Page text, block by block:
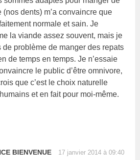
(nos dents) m’a convaincre que
normale et sain. Je
la viande assez souvent, mais je
de problème de manger des repats
de temps en temps. Je n’essaie
le public d’être omnivore,
que c’est le choix naturelle
et en fait pour moi-même.
BIENVENUE 17 janvier 2014 à 09:40